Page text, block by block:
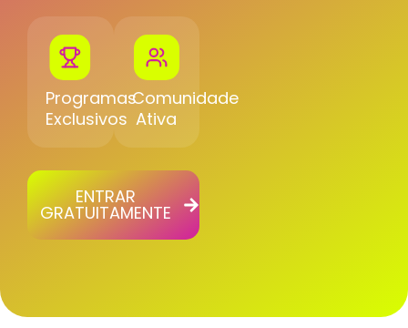
Programas
Exclusivos
Comunidade
Ativa
ENTRAR
GRATUITAMENTE